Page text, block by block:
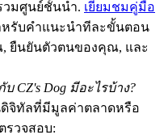
APR
วมศูนย์ชั้นนำ. เยี่ยมชมคู่มือ
หรับคำแนะนำทีละขั้นตอน
, ยืนยันตัวตนของคุณ, และ
CZ's Dog มีอะไรบ้าง?
จิทัลที่มีมูลค่าตลาดหรือ
วจสอบ: